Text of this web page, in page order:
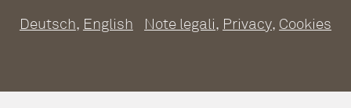
Hotel Benessere Alto Adige
Piscine
Deutsch, English Note legali, Privacy, Cookies